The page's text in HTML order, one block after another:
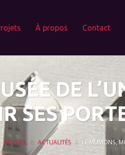
À propos Contact
DE
SES
ACCUEIL ACTUALITÉS LE MUMONS, MUSÉE DE L’UNIVERSITÉ DE